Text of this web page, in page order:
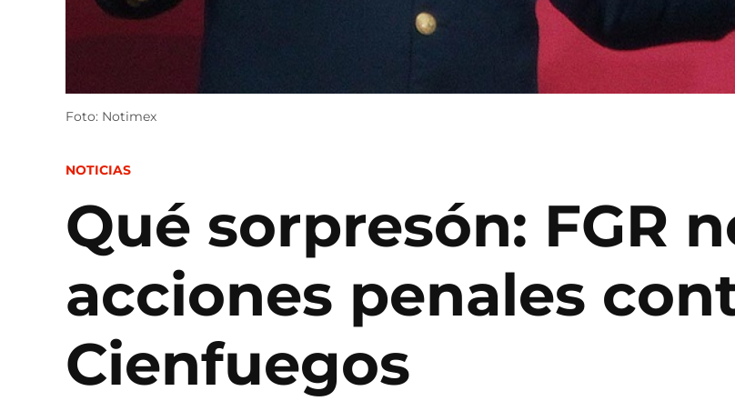
Foto: Notimex
POSTED
NOTICIAS
Qué sorpresón: FGR
acciones penales
Cienfuegos